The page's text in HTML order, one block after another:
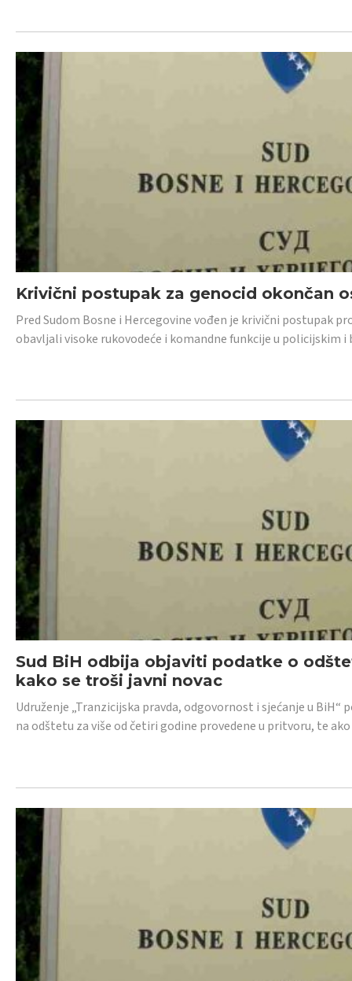
Krivični postupak za genocid okončan
Pred Sudom Bosne i Hercegovine vođen je krivični postupak
obavljali visoke rukovodeće i komandne funkcije u policijskim
Sud BiH odbija objaviti podatke o
kako se troši javni novac
Udruženje „Tranzicijska pravda, odgovornost i sjećanje u
na odštetu za više od četiri godine provedene u pritvoru, te